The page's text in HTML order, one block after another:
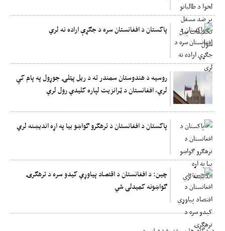
پاکستان د افغانستان سره د جګړې اراده نه لري
روسیه د هندوستان سمندر ته د ریل پټلۍ جوړول په پام کې
لري، افغانستان د ټرانزیت لپاره کلیدي رول لري
پاکستان د افغانستان د ترهګرو ګواښو بیا په اړه اندیښنه لري
چین: د افغانستان د اقتصاد پیاوړي کیدو سره د ترهګرۍ
ګواښونه کمیدلی شي